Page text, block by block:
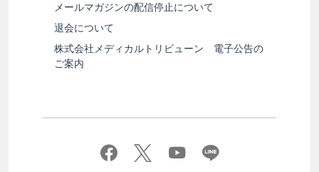
メールマガジンの配信停止について
退会について
株式会社メディカルトリビューン 電子公告の
ご案内